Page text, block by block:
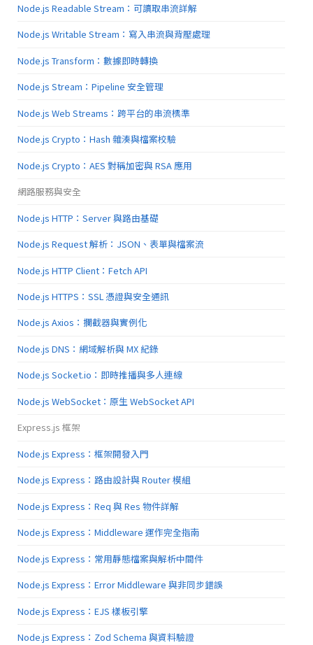
Node.js Readable Stream：可讀取串流詳解
Node.js Writable Stream：寫入串流與背壓處理
Node.js Transform：數據即時轉換
Node.js Stream：Pipeline 安全管理
Node.js Web Streams：跨平台的串流標準
Node.js Crypto：Hash 雜湊與檔案校驗
Node.js Crypto：AES 對稱加密與 RSA 應用
網路服務與安全
Node.js HTTP：Server 與路由基礎
Node.js Request 解析：JSON、表單與檔案流
Node.js HTTP Client：Fetch API
Node.js HTTPS：SSL 憑證與安全通訊
Node.js Axios：攔截器與實例化
Node.js DNS：網域解析與 MX 紀錄
Node.js Socket.io：即時推播與多人連線
Node.js WebSocket：原生 WebSocket API
Express.js 框架
Node.js Express：框架開發入門
Node.js Express：路由設計與 Router 模組
Node.js Express：Req 與 Res 物件詳解
Node.js Express：Middleware 運作完全指南
Node.js Express：常用靜態檔案與解析中間件
Node.js Express：Error Middleware 與非同步錯誤
Node.js Express：EJS 樣板引擎
Node.js Express：Zod Schema 與資料驗證